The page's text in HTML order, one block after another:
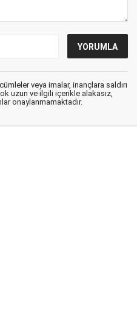
veya imalar, inançlara saldırı
uzun ve ilgili içerikle alakasız,
onaylanmamaktadır.